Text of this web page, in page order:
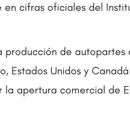
cifras oficiales del
de autopartes
Estados Unidos y
apertura comercial de